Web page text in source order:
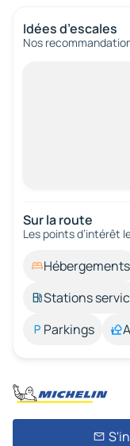
Idées d’escales
Nos
Sur la route
Les points d’intérêt
Hébergements
Stations
Parkings